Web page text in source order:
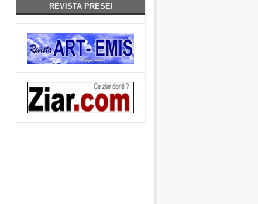
REVISTA PRESEI